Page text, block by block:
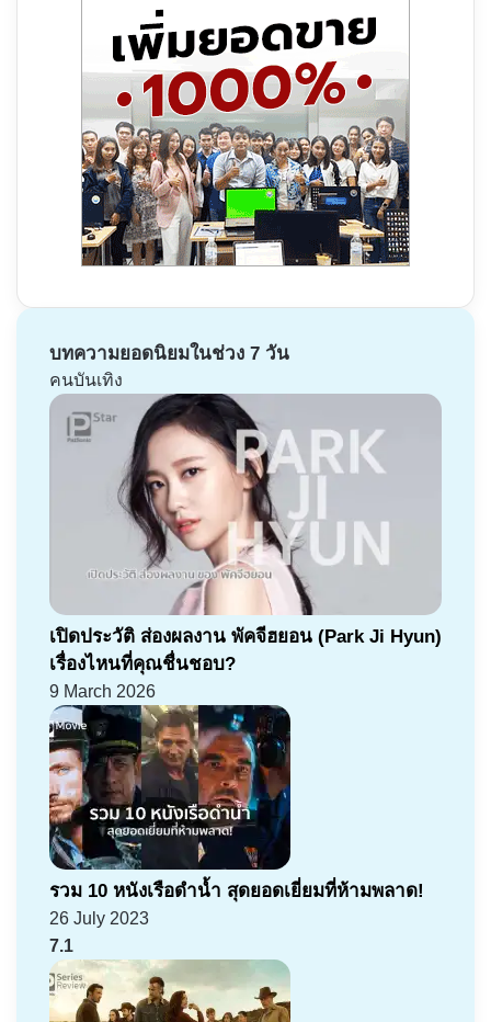
บทความยอดนิยมในช่วง 7 วัน
คนบันเทิง
เปิดประวัติ ส่องผลงาน พัคจีฮยอน (Park Ji Hyun)
เรื่องไหนที่คุณชื่นชอบ?
9 March 2026
รวม 10 หนังเรือดำน้ำ สุดยอดเยี่ยมที่ห้ามพลาด!
26 July 2023
7.1